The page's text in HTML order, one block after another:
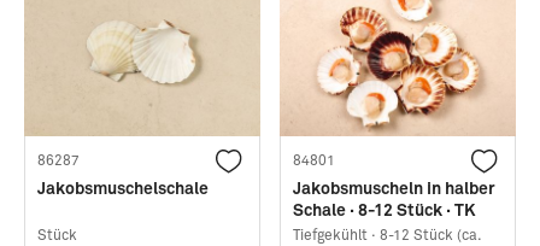
86287
Jakobsmuschelschale
Stück
84801
Jakobsmuscheln in halber
Schale · 8-12 Stück · TK
Tiefgekühlt · 8-12 Stück (ca.